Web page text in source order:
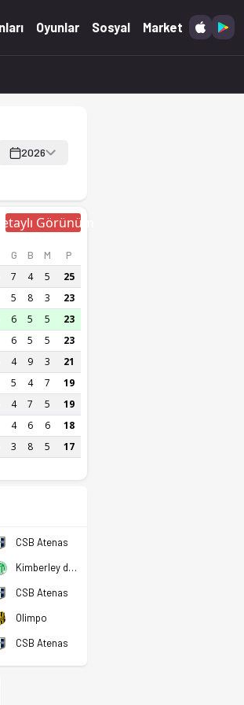
Oyunlar Sosyal Market
2026
Detaylı Görünüm
G B M P
7 4 5 25
5 8 3 23
6 5 5 23
6 5 5 23
4 9 3 21
5 4 7 19
4 7 5 19
4 6 6 18
3 8 5 17
CSB Atenas
Kimberley de Mar Del Plata
CSB Atenas
Olimpo
CSB Atenas